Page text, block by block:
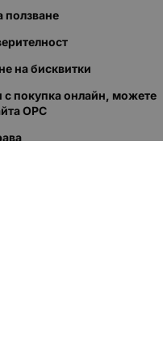
ползване
на бисквитки
с покупка онлайн, можете
ОРС